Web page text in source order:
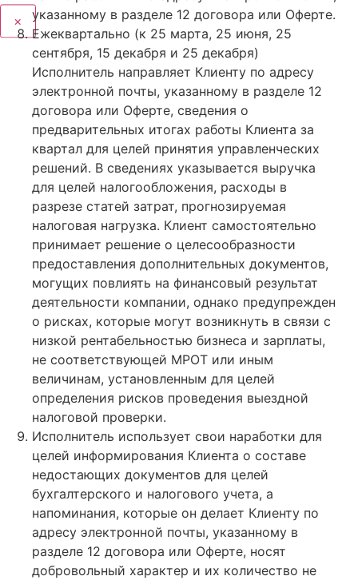
×
указанному в разделе 12 договора или Оферте.
Ежеквартально (к 25 марта, 25 июня, 25
сентября, 15 декабря и 25 декабря)
Исполнитель направляет Клиенту по адресу
электронной почты, указанному в разделе 12
договора или Оферте, сведения о
предварительных итогах работы Клиента за
квартал для целей принятия управленческих
решений. В сведениях указывается выручка
для целей налогообложения, расходы в
разрезе статей затрат, прогнозируемая
налоговая нагрузка. Клиент самостоятельно
принимает решение о целесообразности
предоставления дополнительных документов,
могущих повлиять на финансовый результат
деятельности компании, однако предупрежден
о рисках, которые могут возникнуть в связи с
низкой рентабельностью бизнеса и зарплаты,
не соответствующей МРОТ или иным
величинам, установленным для целей
определения рисков проведения выездной
налоговой проверки.
Исполнитель использует свои наработки для
целей информирования Клиента о составе
недостающих документов для целей
бухгалтерского и налогового учета, а
напоминания, которые он делает Клиенту по
адресу электронной почты, указанному в
разделе 12 договора или Оферте, носят
добровольный характер и их количество не